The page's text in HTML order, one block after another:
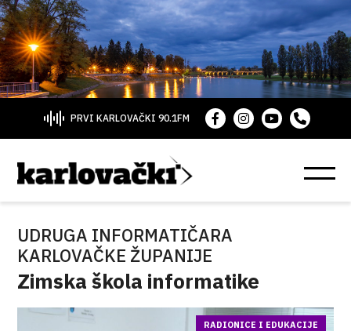
PRVI KARLOVAČKI 90.1FM
UDRUGA INFORMATIČARA
KARLOVAČKE ŽUPANIJE
Zimska škola informatike
RADIONICE I EDUKACIJE